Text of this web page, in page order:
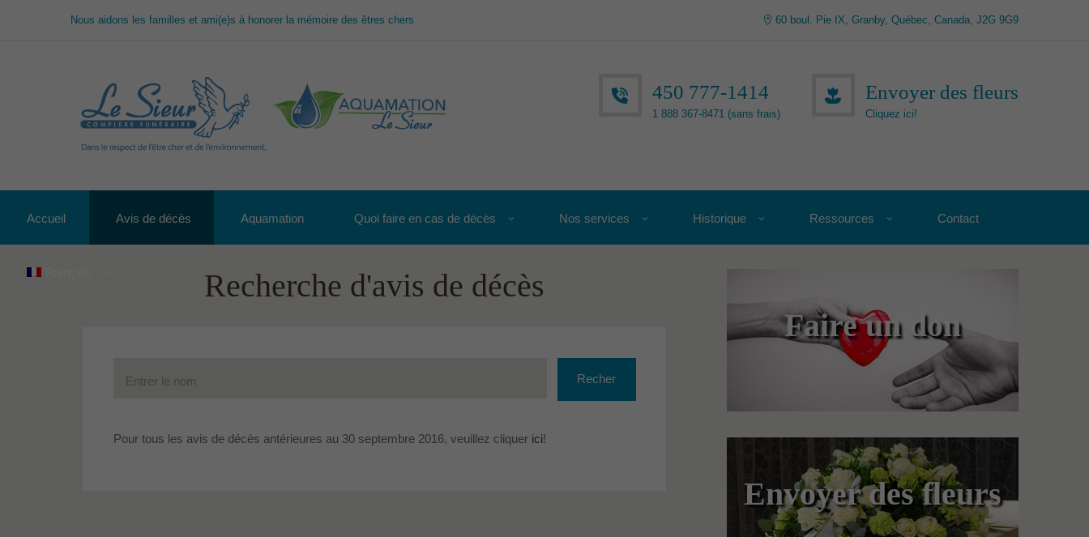
Nous aidons les familles et ami(e)s à honorer la mémoire des êtres chers 60 boul. Pie IX, Granby, Québec, Canada, J2G 9G9
450 777-1414
1 888 367-8471 (sans frais)
Envoyer des fleurs
Cliquez ici!
Accueil Avis de décès Aquamation Quoi faire en cas de décès Nos services Historique Ressources Contact
Recherche d'avis de décès
Recher
Pour tous les avis de décès antérieures au 30 septembre 2016, veuillez cliquer ici!
Faire un don
Envoyer des fleurs